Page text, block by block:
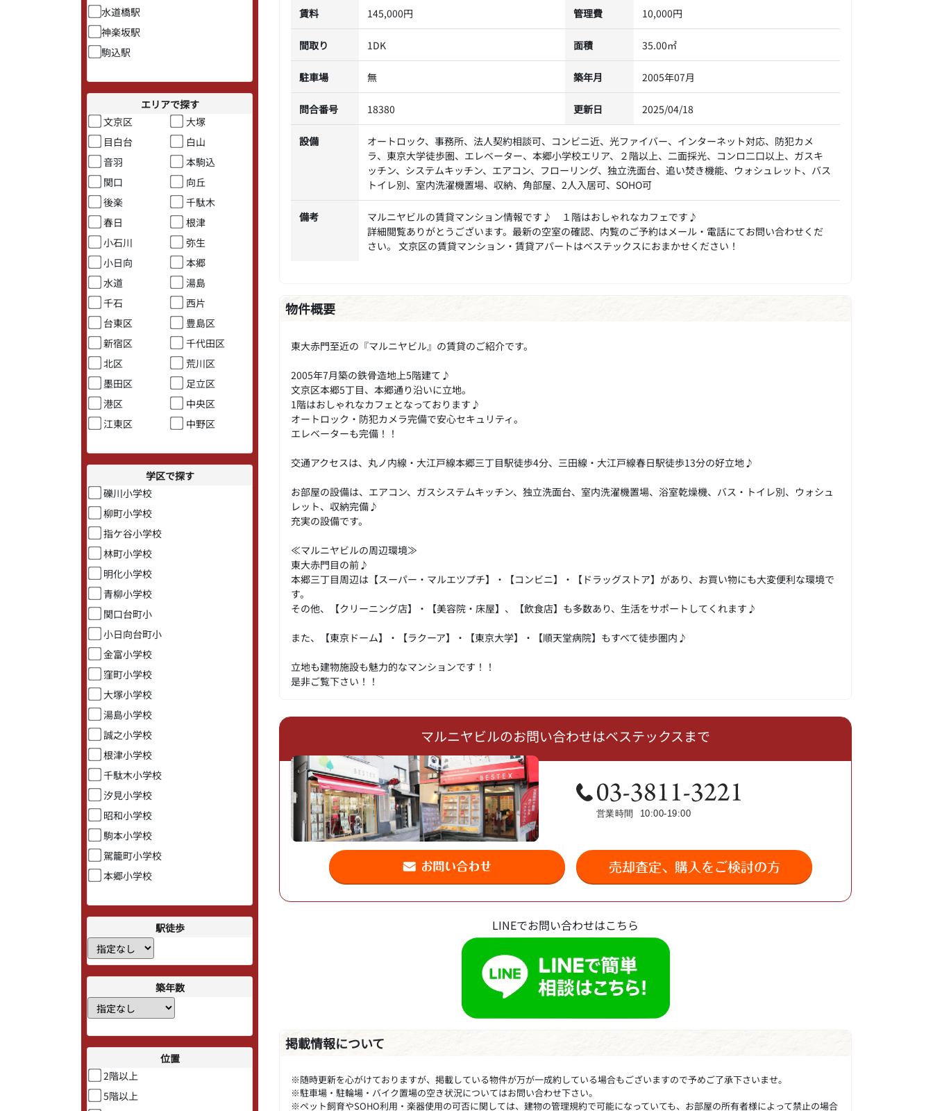
水道橋駅
神楽坂駅
駒込駅
エリアで探す
文京区
大塚
目白台
白山
音羽
本駒込
関口
向丘
後楽
千駄木
春日
根津
小石川
弥生
小日向
本郷
水道
湯島
千石
西片
台東区
豊島区
新宿区
千代田区
北区
荒川区
墨田区
足立区
港区
中央区
江東区
中野区
学区で探す
礫川小学校
柳町小学校
指ケ谷小学校
林町小学校
明化小学校
青柳小学校
関口台町小
小日向台町小
金富小学校
窪町小学校
大塚小学校
湯島小学校
誠之小学校
根津小学校
千駄木小学校
汐見小学校
昭和小学校
駒本小学校
駕籠町小学校
本郷小学校
駅徒歩
築年数
位置
2階以上
5階以上
賃料 145,000円 管理費 10,000円
間取り 1DK 面積 35.00㎡
駐車場 無 築年月 2005年07月
問合番号 18380 更新日 2025/04/18
設備
オートロック、事務所、法人契約相談可、コンビニ近、光ファイバー、インターネット対応、防犯カメ
ラ、東京大学徒歩圏、エレベーター、本郷小学校エリア、２階以上、二面採光、コンロ二口以上、ガスキ
ッチン、システムキッチン、エアコン、フローリング、独立洗面台、追い焚き機能、ウォシュレット、バス
トイレ別、室内洗濯機置場、収納、角部屋、2人入居可、SOHO可
備考
マルニヤビルの賃貸マンション情報です♪ １階はおしゃれなカフェです♪
詳細閲覧ありがとうございます。最新の空室の確認、内覧のご予約はメール・電話にてお問い合わせくだ
さい。 文京区の賃貸マンション・賃貸アパートはベステックスにおまかせください！
物件概要
東大赤門至近の『マルニヤビル』の賃貸のご紹介です。
2005年7月築の鉄骨造地上5階建て♪
文京区本郷5丁目、本郷通り沿いに立地。
1階はおしゃれなカフェとなっております♪
オートロック・防犯カメラ完備で安心セキュリティ。
エレベーターも完備！！
交通アクセスは、丸ノ内線・大江戸線本郷三丁目駅徒歩4分、三田線・大江戸線春日駅徒歩13分の好立地♪
お部屋の設備は、エアコン、ガスシステムキッチン、独立洗面台、室内洗濯機置場、浴室乾燥機、バス・トイレ別、ウォシュ
レット、収納完備♪
充実の設備です。
≪マルニヤビルの周辺環境≫
東大赤門目の前♪
本郷三丁目周辺は【スーパー・マルエツプチ】・【コンビニ】・【ドラッグストア】があり、お買い物にも大変便利な環境で
す。
その他、【クリーニング店】・【美容院・床屋】、【飲食店】も多数あり、生活をサポートしてくれます♪
また、【東京ドーム】・【ラクーア】・【東京大学】・【順天堂病院】もすべて徒歩圏内♪
立地も建物施設も魅力的なマンションです！！
是非ご覧下さい！！
マルニヤビルのお問い合わせはベステックスまで
LINEでお問い合わせはこちら
掲載情報について
※随時更新を心がけておりますが、掲載している物件が万が一成約している場合もございますので予めご了承下さいませ。
※駐車場・駐輪場・バイク置場の空き状況についてはお問い合わせ下さい。
※ペット飼育やSOHO利用・楽器使用の可否に関しては、建物の管理規約で可能になっていても、お部屋の所有者様によって禁止の場合